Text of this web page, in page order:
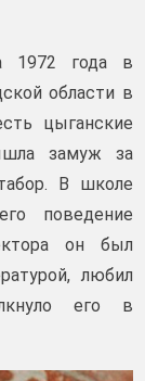
1972 года в
области в
цыганские
замуж за
В школе
поведение
он был
любил
его в